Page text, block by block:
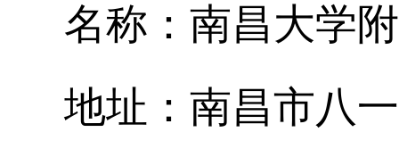
名称：南昌大学
地址：南昌市八